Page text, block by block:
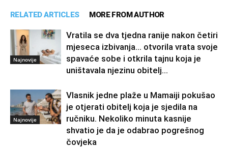
RELATED ARTICLES MORE FROM AUTHOR
Najnovije
Vratila se dva tjedna ranije nakon četiri
mjeseca izbivanja… otvorila vrata svoje
spavaće sobe i otkrila tajnu koja je
uništavala njezinu obitelj…
Najnovije
Vlasnik jedne plaže u Mamaiji pokušao
je otjerati obitelj koja je sjedila na
ručniku. Nekoliko minuta kasnije
shvatio je da je odabrao pogrešnog
čovjeka